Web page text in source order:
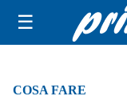
☰
COSA FARE